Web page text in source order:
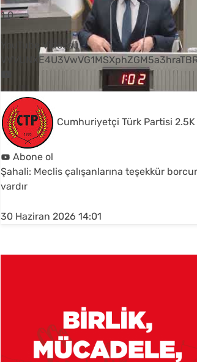
1 0
YouTube Videosu
Cumhuriyetçi Türk Partisi 2.5K
Abone ol
Şahali: Meclis çalışanlarına teşekkür
vardır
30 Haziran 2026 14:01